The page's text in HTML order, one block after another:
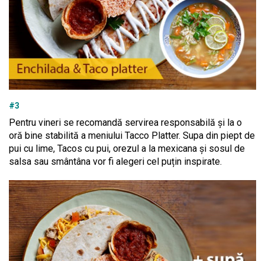
#3
Pentru vineri se recomandă servirea responsabilă și la o
oră bine stabilită a meniului Tacco Platter. Supa din piept de
pui cu lime, Tacos cu pui, orezul a la mexicana și sosul de
salsa sau smântâna vor fi alegeri cel puțin inspirate.